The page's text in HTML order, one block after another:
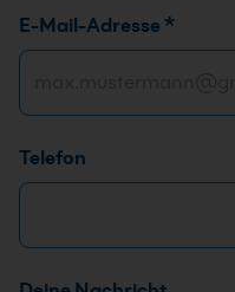
*
D
G
O
-
i
n
E-Mail-Adresse *
Telefon